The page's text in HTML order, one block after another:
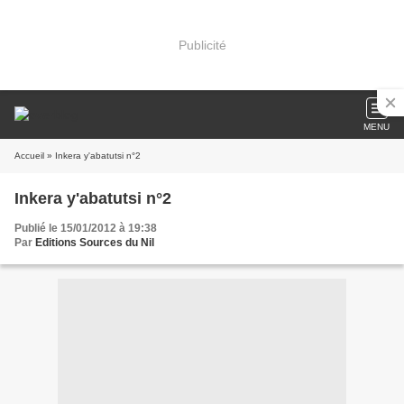
Publicité
MENU
Accueil » Inkera y'abatutsi n°2
Inkera y'abatutsi n°2
Publié le 15/01/2012 à 19:38
Par Editions Sources du Nil